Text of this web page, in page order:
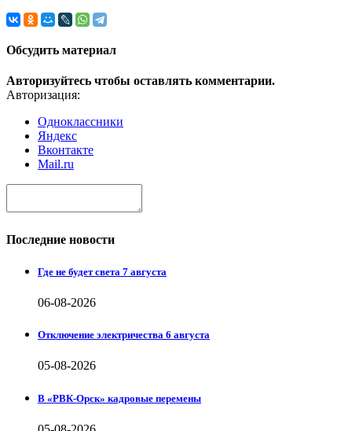
Обсудить материал
Авторизуйтесь чтобы оставлять комментарии.
Авторизация:
Одноклассники
Яндекс
Вконтакте
Mail.ru
Последние новости
Где не будет света 7 августа
06-08-2026
Отключение электричества 6 августа
05-08-2026
В «РВК-Орск» кадровые перемены